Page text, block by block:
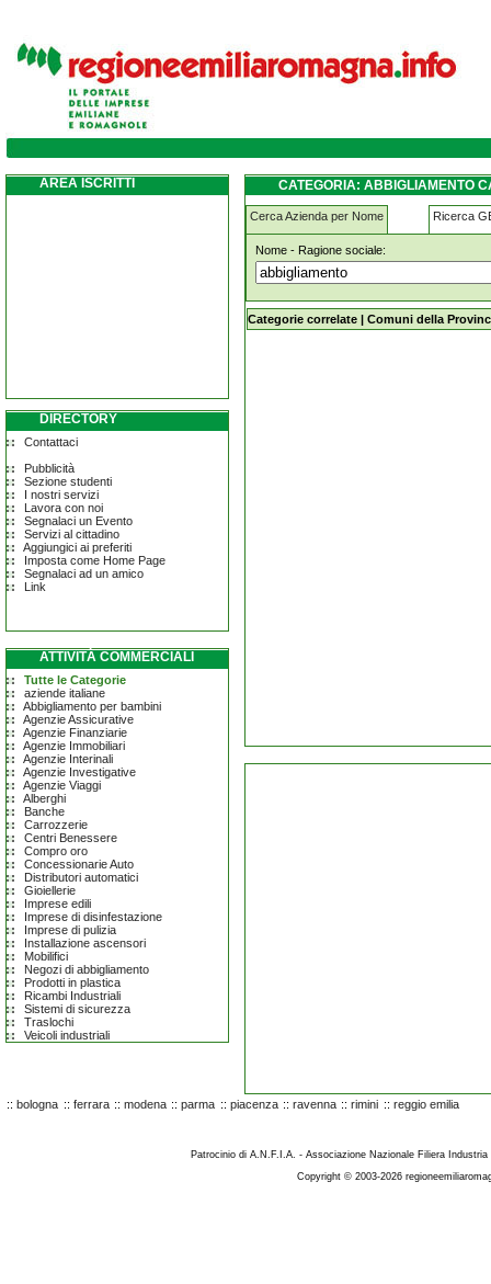
abbigliamento castelnuovo-rangone
AREA ISCRITTI
DIRECTORY
Contattaci
Pubblicità
Sezione studenti
I nostri servizi
Lavora con noi
Segnalaci un Evento
Servizi al cittadino
Aggiungici ai preferiti
Imposta come Home Page
Segnalaci ad un amico
Link
ATTIVITÀ COMMERCIALI
Tutte le Categorie
aziende italiane
Abbigliamento per bambini
Agenzie Assicurative
Agenzie Finanziarie
Agenzie Immobiliari
Agenzie Interinali
Agenzie Investigative
Agenzie Viaggi
Alberghi
Banche
Carrozzerie
Centri Benessere
Compro oro
Concessionarie Auto
Distributori automatici
Gioiellerie
Imprese edili
Imprese di disinfestazione
Imprese di pulizia
Installazione ascensori
Mobilifici
Negozi di abbigliamento
Prodotti in plastica
Ricambi Industriali
Sistemi di sicurezza
Traslochi
Veicoli industriali
CATEGORIA: ABBIGLIAMENTO
Cerca Azienda per Nome Ricerca
Nome - Ragione sociale:
abbigliamento castelnuovo-rangone
Categorie correlate | Comuni della
:: bologna :: ferrara :: modena :: parma :: piacenza :: ravenna :: rimini :: reggio emilia
Patrocinio di A.N.F.I.A. - Associazione Nazionale Filiera
Copyright © 2003-2026